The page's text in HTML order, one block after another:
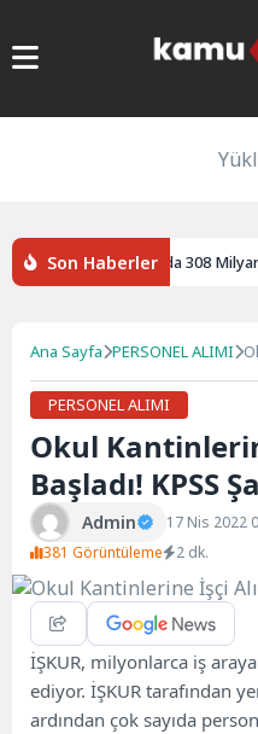
Son Haberler
İçin 2026 Yılında 308 Milyar
Ana Sayfa PERSONEL ALIMI
PERSONEL ALIMI
Okul
Başladı! KPSS
Admin 17 Nis 2022
381 Görüntüleme
2 dk.
İŞKUR, milyonlarca iş
ediyor. İŞKUR tarafından
ardından çok sayıda